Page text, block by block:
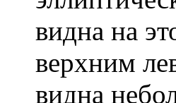
видна на
верхним
видна